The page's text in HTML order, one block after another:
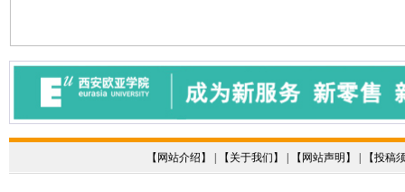
【 网站介绍 】 | 【 关于我们 】 | 【 网站声明 】 | 【投稿